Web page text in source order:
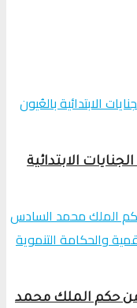
الابتدائية
في ظل27 سنة من حكم الملك محمد